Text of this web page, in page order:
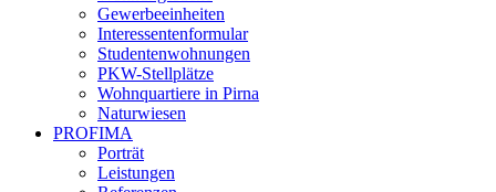
Gewerbeeinheiten
Interessentenformular
Studentenwohnungen
PKW-Stellplätze
Wohnquartiere in Pirna
Naturwiesen
PROFIMA
Porträt
Leistungen